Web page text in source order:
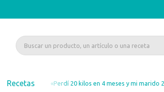
Recetas«Perdí 20 kilos en 4 meses y mi marido 22, y 8